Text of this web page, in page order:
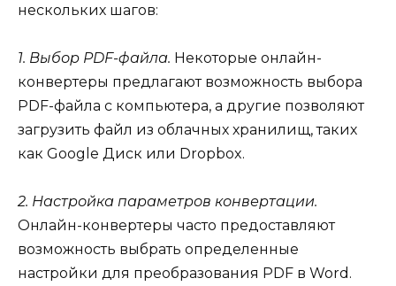
нескольких шагов:
1. Выбор PDF-файла. Некоторые онлайн-
конвертеры предлагают возможность выбора
PDF-файла с компьютера, а другие позволяют
загрузить файл из облачных хранилищ, таких
как Google Диск или Dropbox.
2. Настройка параметров конвертации.
Онлайн-конвертеры часто предоставляют
возможность выбрать определенные
настройки для преобразования PDF в Word.